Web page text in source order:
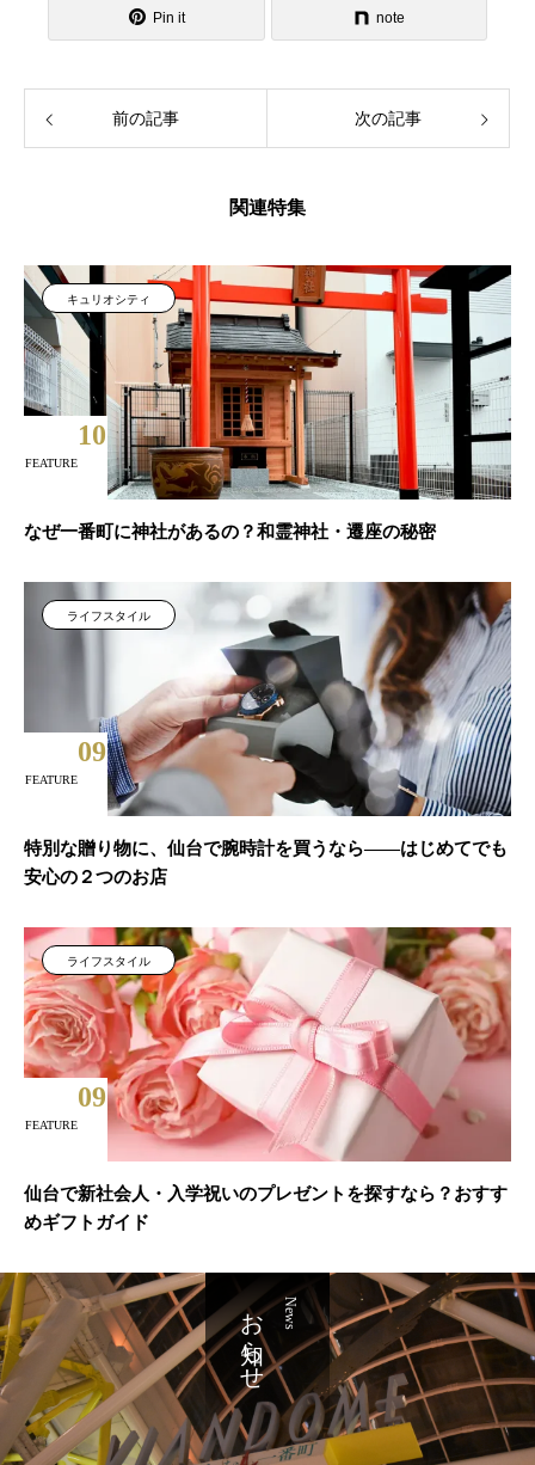
Pin it note
前の記事 次の記事
関連特集
キュリオシティ
FEATURE
10
なぜ一番町に神社があるの？和霊神社・遷座の秘密
ライフスタイル
FEATURE
09
特別な贈り物に、仙台で腕時計を買うなら——はじめてでも
安心の２つのお店
ライフスタイル
FEATURE
09
仙台で新社会人・入学祝いのプレゼントを探すなら？おすす
めギフトガイド
News
お知らせ